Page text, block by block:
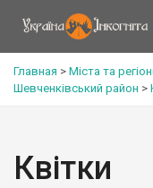
Главная > Міста та
Шевченківський район >
Квітки